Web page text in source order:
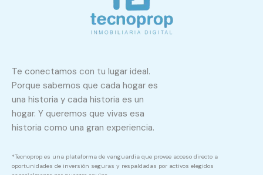
Te conectamos con tu lugar ideal.
Porque sabemos que cada hogar es
una historia y cada historia es un
hogar. Y queremos que vivas esa
historia como una gran experiencia.
*Tecnoprop es una plataforma de vanguardia que provee acceso directo a
oportunidades de inversión seguras y respaldadas por activos elegidos